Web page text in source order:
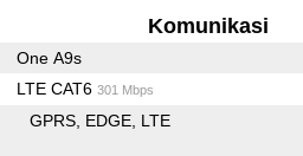
Komunikasi
One A9s
LTE CAT6 301 Mbps
GPRS EDGE LTE